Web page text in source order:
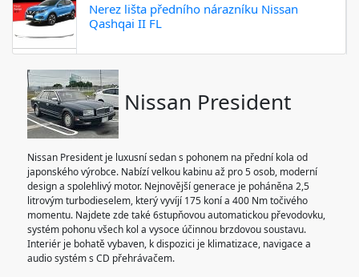
Nerez lišta předního nárazníku Nissan
Qashqai II FL
Nissan President
Nissan President je luxusní sedan s pohonem na přední kola od
japonského výrobce. Nabízí velkou kabinu až pro 5 osob, moderní
design a spolehlivý motor. Nejnovější generace je poháněna 2,5
litrovým turbodieselem, který vyvíjí 175 koní a 400 Nm točivého
momentu. Najdete zde také 6stupňovou automatickou převodovku,
systém pohonu všech kol a vysoce účinnou brzdovou soustavu.
Interiér je bohatě vybaven, k dispozici je klimatizace, navigace a
audio systém s CD přehrávačem.